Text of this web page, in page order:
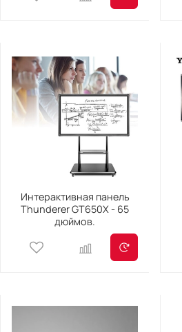
Интерактивная панель
Thunderer GT650X - 65
дюймов.